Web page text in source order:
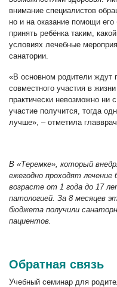
внимание специалистов
но и на оказание помощи
принять ребёнка таким,
условиях лечебные
санатории.
«В основном родители
совместного участия в
практически невозможно ни
участие получится, тогда
лучше», – отметила
В «Теремке», который
ежегодно проходят
возрасте от 1 года до 17
патологией. За 8 месяцев
бюджета получили
пациентов.
Обратная связь
Учебный семинар для